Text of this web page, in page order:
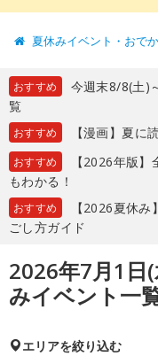
夏休みイベント・おで
おすすめ
今週末8/8(土)
覧
おすすめ 【漫画】夏に
おすすめ
【2026年版
もわかる！
おすすめ
【2026夏休
ごし方ガイド
2026年7月1日
みイベント一
エリアを絞り込む